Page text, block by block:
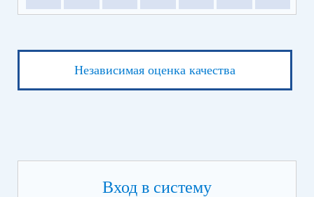
Независимая оценка качества
Вход в систему